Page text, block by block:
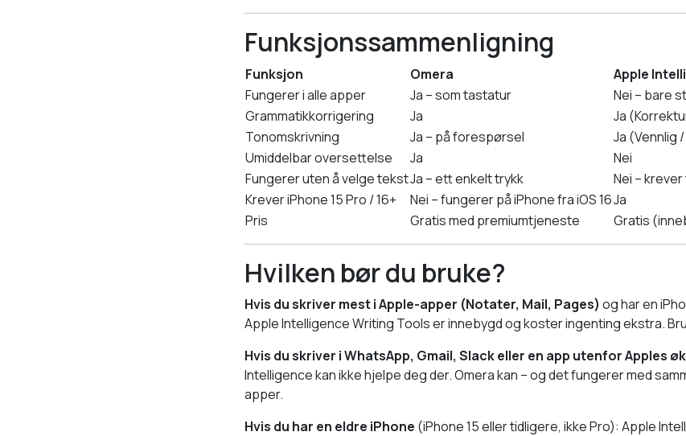
Funksjonssammenligning
Funksjon Omera
Apple
Fungerer i alle apper
Ja – som tastatur
Nei – bare
Grammatikkorrigering
Ja
Ja
Tonomskrivning
Ja – på forespørsel
Ja (Vennlig
Umiddelbar oversettelse
Ja
Nei
Fungerer uten å velge tekstJa – ett enkelt trykk
Nei –
Krever iPhone 15 Pro / 16+
Nei – fungerer på iPhone fra iOS 16Ja
Pris
Gratis med premiumtjeneste Gratis
Hvilken bør du bruke?
Hvis du skriver mest i Apple-apper (Notater, Mail, Pages) og har en
Apple Intelligence Writing Tools er innebygd og koster ingenting ekstra.
Hvis du skriver i WhatsApp, Gmail, Slack eller en app utenfor Apples
Intelligence kan ikke hjelpe deg der. Omera kan – og det fungerer med
apper.
Hvis du har en eldre iPhone (iPhone 15 eller tidligere, ikke Pro): Apple